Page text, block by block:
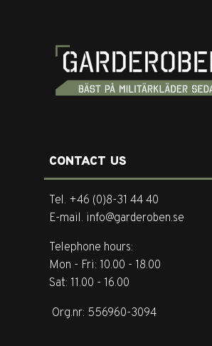
CONTACT US
Tel. +46 (0)8-31 44 40
E-mail. info@garderoben.se
Telephone hours:
Mon - Fri: 10.00 - 18.00
Sat: 11.00 - 16.00
Org.nr: 556960-3094